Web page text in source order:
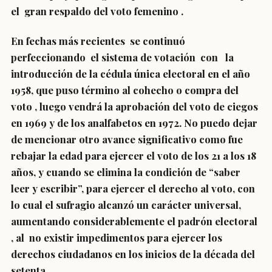
el gran respaldo del voto femenino .
En fechas más recientes se continuó
perfeccionando el sistema de votación con la
introducción de la cédula única electoral en el año
1958, que puso término al cohecho o compra del
voto , luego vendrá la aprobación del voto de ciegos
en 1969 y de los analfabetos en 1972. No puedo dejar
de mencionar otro avance significativo como fue
rebajar la edad para ejercer el voto de los 21 a los 18
años, y cuando se elimina la condición de “saber
leer y escribir”, para ejercer el derecho al voto, con
lo cual el sufragio alcanzó un carácter universal,
aumentando considerablemente el padrón electoral
, al no existir impedimentos para ejercer los
derechos ciudadanos en los inicios de la década del